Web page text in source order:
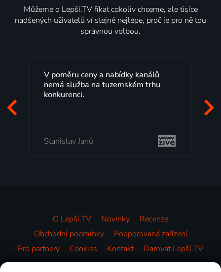
Můžeme o Lepší.TV říkat cokoliv chceme, ale tisíce
nadšených uživatelů ví stejně nejlépe, proč je pro ně tou
správnou volbou.
V poměru ceny a nabídky kanálů
nemá služba na tuzemském trhu
konkurenci.
Stanislav Janů
O Lepší.TV Novinky
Recenze
Obchodní podmínky
Podporovaná zařízení
Pro partnery
Cookies Kontakt Darovat Lepší.TV